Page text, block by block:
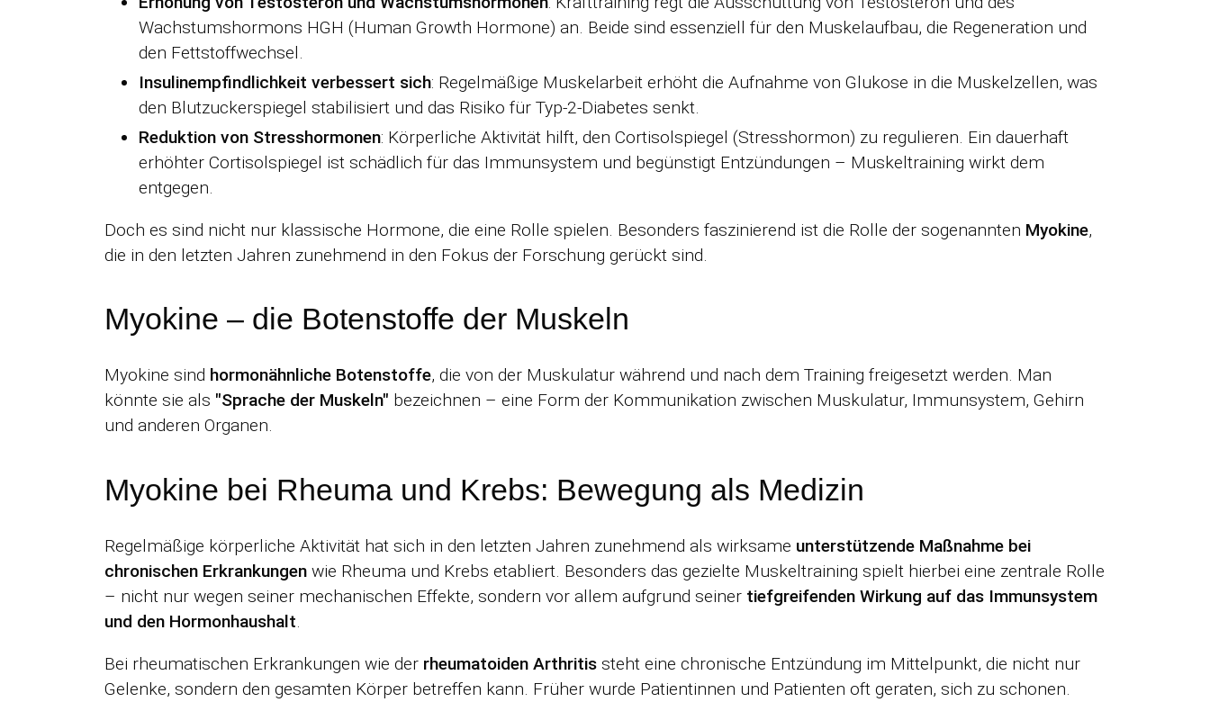
Wachstumshormons HGH (Human Growth Hormone) an. Beide sind essenziell für den Muskelaufbau, die Regeneration und
den Fettstoffwechsel.
Insulinempfindlichkeit verbessert sich: Regelmäßige Muskelarbeit erhöht die Aufnahme von Glukose in die Muskelzellen, was
den Blutzuckerspiegel stabilisiert und das Risiko für Typ-2-Diabetes senkt.
Reduktion von Stresshormonen: Körperliche Aktivität hilft, den Cortisolspiegel (Stresshormon) zu regulieren. Ein dauerhaft
erhöhter Cortisolspiegel ist schädlich für das Immunsystem und begünstigt Entzündungen – Muskeltraining wirkt dem
entgegen.
Doch es sind nicht nur klassische Hormone, die eine Rolle spielen. Besonders faszinierend ist die Rolle der sogenannten Myokine,
die in den letzten Jahren zunehmend in den Fokus der Forschung gerückt sind.
Myokine – die Botenstoffe der Muskeln
Myokine sind hormonähnliche Botenstoffe, die von der Muskulatur während und nach dem Training freigesetzt werden. Man
könnte sie als "Sprache der Muskeln" bezeichnen – eine Form der Kommunikation zwischen Muskulatur, Immunsystem, Gehirn
und anderen Organen.
Myokine bei Rheuma und Krebs: Bewegung als Medizin
Regelmäßige körperliche Aktivität hat sich in den letzten Jahren zunehmend als wirksame unterstützende Maßnahme bei
chronischen Erkrankungen wie Rheuma und Krebs etabliert. Besonders das gezielte Muskeltraining spielt hierbei eine zentrale Rolle
– nicht nur wegen seiner mechanischen Effekte, sondern vor allem aufgrund seiner tiefgreifenden Wirkung auf das Immunsystem
und den Hormonhaushalt.
Bei rheumatischen Erkrankungen wie der rheumatoiden Arthritis steht eine chronische Entzündung im Mittelpunkt, die nicht nur
Gelenke, sondern den gesamten Körper betreffen kann. Früher wurde Patientinnen und Patienten oft geraten, sich zu schonen.